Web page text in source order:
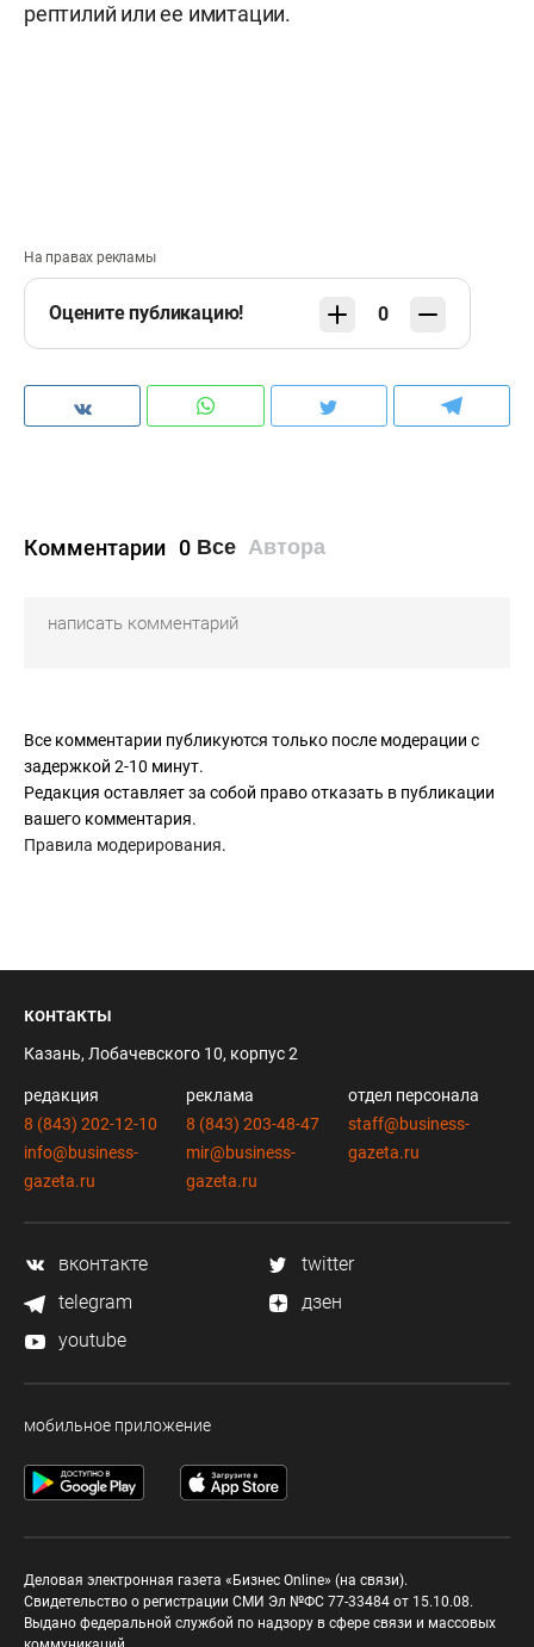
рептилий или ее имитации.
На правах рекламы
Оцените публикацию! 0
Комментарии 0 Все Автора
Все комментарии публикуются только после модерации с
задержкой 2-10 минут.
Редакция оставляет за собой право отказать в публикации
вашего комментария.
Правила модерирования.
контакты
Казань, Лобачевского 10, корпус 2
редакция
8 (843) 202-12-10
info@business-
gazeta.ru
реклама
8 (843) 203-48-47
mir@business-
gazeta.ru
отдел персонала
staff@business-
gazeta.ru
вконтакте
twitter
telegram
дзен
youtube
мобильное приложение
Деловая электронная газета «Бизнес Online» (на связи).
Свидетельство о регистрации СМИ Эл №ФС 77-33484 от 15.10.08.
Выдано федеральной службой по надзору в сфере связи и массовых